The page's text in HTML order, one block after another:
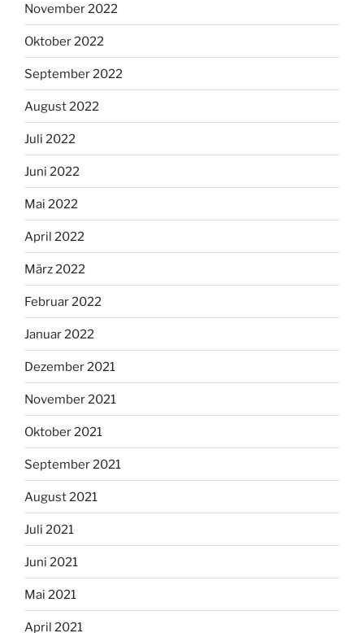
November 2022
Oktober 2022
September 2022
August 2022
Juli 2022
Juni 2022
Mai 2022
April 2022
März 2022
Februar 2022
Januar 2022
Dezember 2021
November 2021
Oktober 2021
September 2021
August 2021
Juli 2021
Juni 2021
Mai 2021
April 2021